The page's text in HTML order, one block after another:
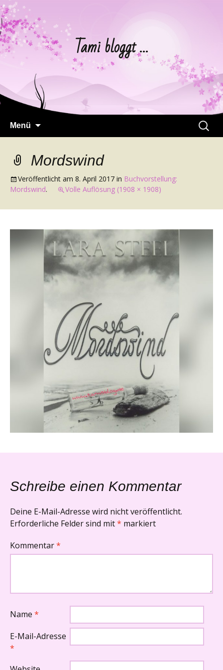
Tami bloggt …
Menü
Suchen
nach:
Mordswind
Veröffentlicht am 8. April 2017 in Buchvorstellung:
Mordswind. Volle Auflösung (1908 × 1908)
Schreibe einen Kommentar
Deine E-Mail-Adresse wird nicht veröffentlicht.
Erforderliche Felder sind mit* markiert
Kommentar*
Name *
E-Mail-Adresse
*